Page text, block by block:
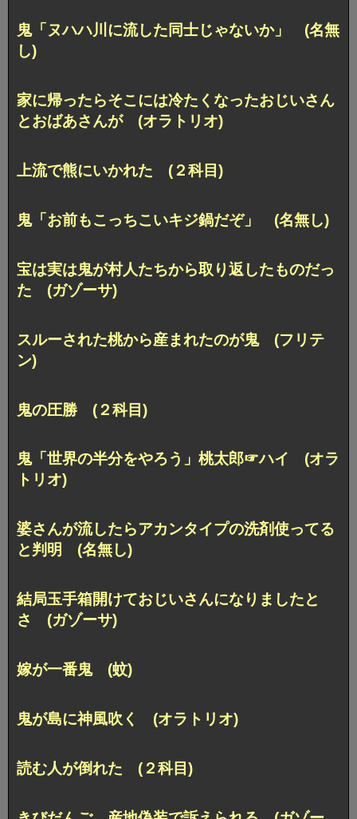
鬼「ヌハハ川に流した同士じゃないか」 (名無
し)
家に帰ったらそこには冷たくなったおじいさん
とおばあさんが (オラトリオ)
上流で熊にいかれた (２科目)
鬼「お前もこっちこいキジ鍋だぞ」 (名無し)
宝は実は鬼が村人たちから取り返したものだっ
た (ガゾーサ)
スルーされた桃から産まれたのが鬼 (フリテ
ン)
鬼の圧勝 (２科目)
鬼「世界の半分をやろう」桃太郎☞ハイ (オラ
トリオ)
婆さんが流したらアカンタイプの洗剤使ってる
と判明 (名無し)
結局玉手箱開けておじいさんになりましたと
さ (ガゾーサ)
嫁が一番鬼 (蚊)
鬼が島に神風吹く (オラトリオ)
読む人が倒れた (２科目)